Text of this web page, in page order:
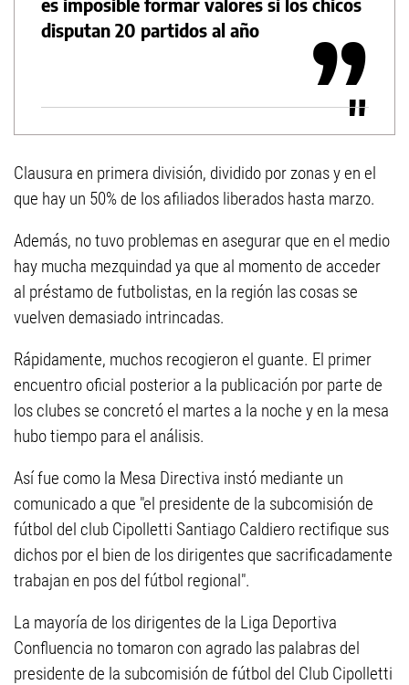
disputan 20 partidos al año
Clausura en primera división, dividido por zonas y en el
que hay un 50% de los afiliados liberados hasta marzo.
Además, no tuvo problemas en asegurar que en el medio
hay mucha mezquindad ya que al momento de acceder
al préstamo de futbolistas, en la región las cosas se
vuelven demasiado intrincadas.
Rápidamente, muchos recogieron el guante. El primer
encuentro oficial posterior a la publicación por parte de
los clubes se concretó el martes a la noche y en la mesa
hubo tiempo para el análisis.
Así fue como la Mesa Directiva instó mediante un
comunicado a que "el presidente de la subcomisión de
fútbol del club Cipolletti Santiago Caldiero rectifique sus
dichos por el bien de los dirigentes que sacrificadamente
trabajan en pos del fútbol regional".
La mayoría de los dirigentes de la Liga Deportiva
Confluencia no tomaron con agrado las palabras del
presidente de la subcomisión de fútbol del Club Cipolletti